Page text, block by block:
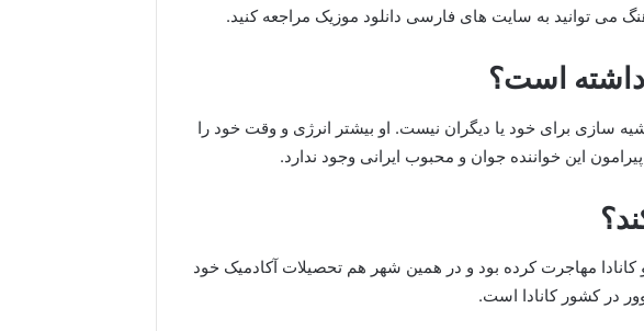
می توانید به سایت های فارسی دانلود موزیک مراجعه کنید.
داشته است؟
سازی برای خود یا دیگران نیست. او بیشتر انرژی و وقت خود را
این خواننده جوان و محبوب ایرانی وجود ندارد.
کانادا مهاجرت کرده بود و در همین شهر هم تحصیلات آکادمیک خود
در کشور کانادا است.